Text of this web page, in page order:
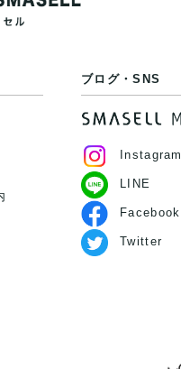
ブログ・SNS
Instagram
LINE
Facebook
Twitter